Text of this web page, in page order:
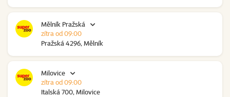
Mělník Pražská
Pražská 4296, Mělník
zítra od 09:00
Milovice
Italská 700, Milovice
zítra od 09:00